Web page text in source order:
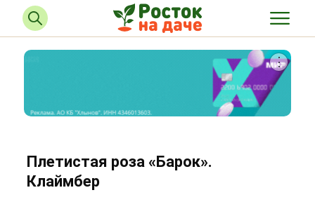
Плетистая роза «Барок».
Клаймбер